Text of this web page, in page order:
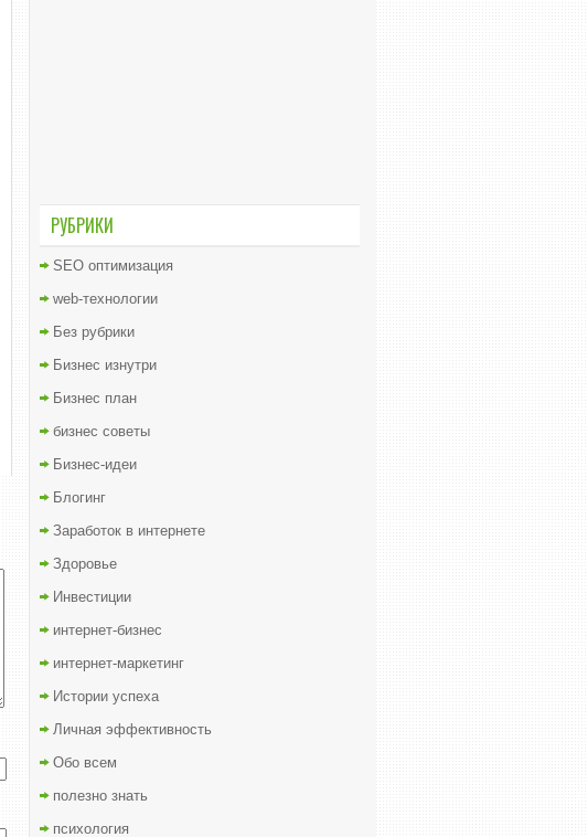
РУБРИКИ
SEO оптимизация
web-технологии
Без рубрики
Бизнес изнутри
Бизнес план
бизнес советы
Бизнес-идеи
Блогинг
Заработок в интернете
Здоровье
Инвестиции
интернет-бизнес
интернет-маркетинг
Истории успеха
Личная эффективность
Обо всем
полезно знать
психология